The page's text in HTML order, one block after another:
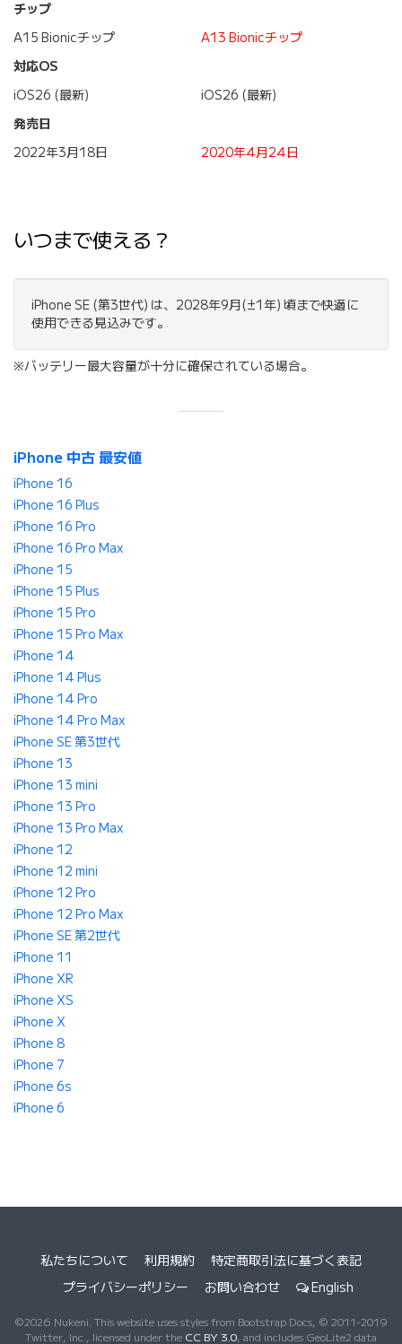
チップ
A15 Bionicチップ
A13 Bionicチップ
対応OS
iOS26 (最新)
iOS26 (最新)
発売日
2022年3月18日
2020年4月24日
いつまで使える？
iPhone SE (第3世代) は、2028年9月(±1年) 頃まで快適に
使用できる見込みです。
※バッテリー最大容量が十分に確保されている場合。
iPhone 中古 最安値
iPhone 16
iPhone 16 Plus
iPhone 16 Pro
iPhone 16 Pro Max
iPhone 15
iPhone 15 Plus
iPhone 15 Pro
iPhone 15 Pro Max
iPhone 14
iPhone 14 Plus
iPhone 14 Pro
iPhone 14 Pro Max
iPhone SE 第3世代
iPhone 13
iPhone 13 mini
iPhone 13 Pro
iPhone 13 Pro Max
iPhone 12
iPhone 12 mini
iPhone 12 Pro
iPhone 12 Pro Max
iPhone SE 第2世代
iPhone 11
iPhone XR
iPhone XS
iPhone X
iPhone 8
iPhone 7
iPhone 6s
iPhone 6
私たちについて 利用規約
特定商取引法に基づく表記
プライバシーポリシー
お問い合わせ English
©2026 Nukeni. This website uses styles from Bootstrap Docs, © 2011-2019
Twitter, Inc., licensed under the CC BY 3.0, and includes GeoLite2 data